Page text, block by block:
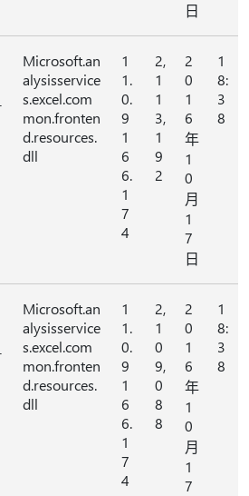
日
Microsoft.an
alysisservice
s.excel.com
mon.fronten
d.resources.
dll
1
1.
0.
9
1
6
6.
1
7
4
2,
1
1
3,
1
9
2
2
0
1
6
年
1
0
月
1
7
日
1
8:
3
8
Microsoft.an
alysisservice
s.excel.com
mon.fronten
d.resources.
dll
1
1.
0.
9
1
6
6.
1
7
4
2,
1
0
9,
0
8
8
2
0
1
6
年
1
0
月
1
7
1
8:
3
8